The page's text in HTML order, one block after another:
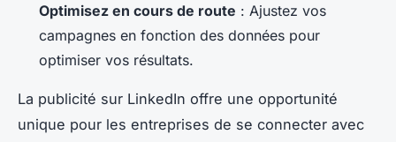
Optimisez en cours de route : Ajustez vos
campagnes en fonction des données pour
optimiser vos résultats.
La publicité sur LinkedIn offre une opportunité
unique pour les entreprises de se connecter avec